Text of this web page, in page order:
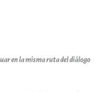
en la misma ruta del diálogo